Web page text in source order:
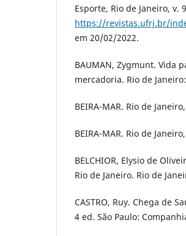
Esporte, Rio de Janeiro, v.
https://revistas.ufrj.br/
em 20/02/2022.
BAUMAN, Zygmunt. Vida
mercadoria. Rio de
BEIRA-MAR. Rio de
BEIRA-MAR. Rio de
BELCHIOR, Elysio de
Rio de Janeiro. Rio de
CASTRO, Ruy. Chega de
4 ed. São Paulo: